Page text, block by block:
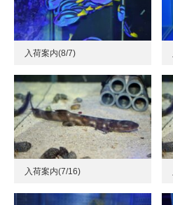
入荷案内(8/7)
入荷案内(7/16)